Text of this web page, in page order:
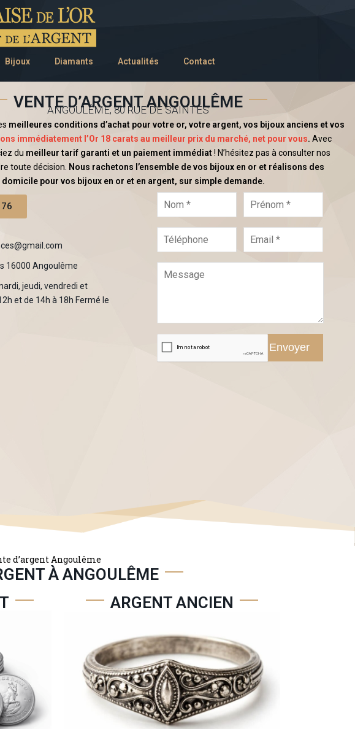
Bijoux Diamants Actualités Contact
VENTE D’ARGENT ANGOULÊME
ANGOULÊME, 80 RUE DE SAINTES
meilleures conditions d’achat pour votre or, votre argent, vos bijoux anciens et vos
immédiatement l’Or 18 carats au meilleur prix du marché, net pour vous. Avec
du meilleur tarif garanti et un paiement immédiat! N’hésitez pas à consulter nos
toute décision. Nous rachetons l’ensemble de vos bijoux en or et réalisons des
pour vos bijoux en or et en argent, sur simple demande.
16000 Angoulême
jeudi, vendredi et
et de 14h à 18h Fermé le
d’argent Angoulême
À ANGOULÊME
ARGENT ANCIEN